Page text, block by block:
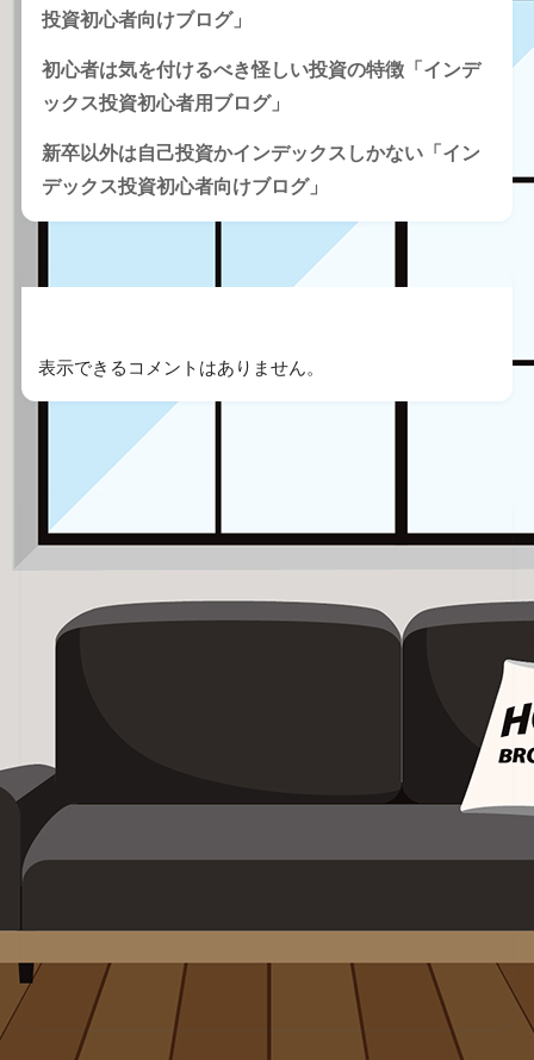
投資初心者向けブログ」
初心者は気を付けるべき怪しい投資の特徴「インデ
ックス投資初心者用ブログ」
新卒以外は自己投資かインデックスしかない「イン
デックス投資初心者向けブログ」
表示できるコメントはありません。